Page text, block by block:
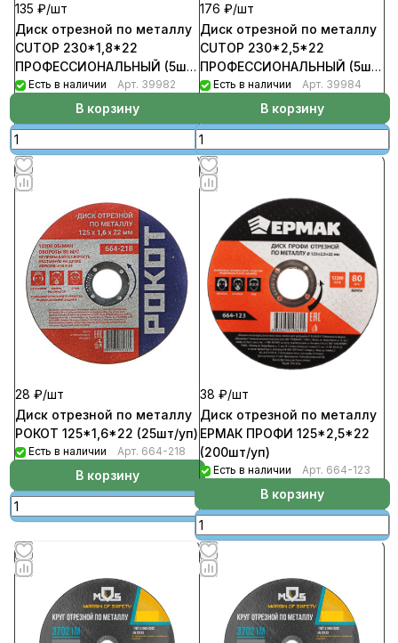
135 ₽/шт
Диск отрезной по металлу
CUTOP 230*1,8*22
ПРОФЕССИОНАЛЬНЫЙ (5шт/
уп)Есть в наличии Арт. 39982
В корзину
176 ₽/шт
Диск отрезной по металлу
CUTOP 230*2,5*22
ПРОФЕССИОНАЛЬНЫЙ (5шт/
уп)Есть в наличии Арт. 39984
В корзину
28 ₽/шт
Диск отрезной по металлу
РОКОТ 125*1,6*22 (25шт/уп)
Есть в наличии Арт. 664-218
В корзину
38 ₽/шт
Диск отрезной по металлу
ЕРМАК ПРОФИ 125*2,5*22
(200шт/уп)
Есть в наличии Арт. 664-123
В корзину